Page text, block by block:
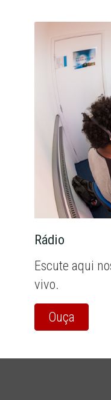
Rádio
Escute aqui
vivo.
Ouça